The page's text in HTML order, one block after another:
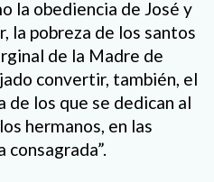
la obediencia de José y
la pobreza de los santos
de la Madre de
convertir, también, el
los que se dedican al
hermanos, en las